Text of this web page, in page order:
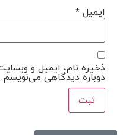
ایمیل*
ذخیره نام، ایمیل و
دوباره دیدگاهی می‌نویسم.